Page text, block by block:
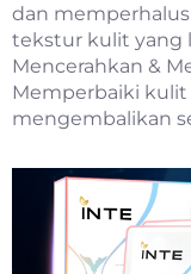
dan
tekstur kulit yang
Mencerahkan &
Memperbaiki kulit
mengembalikan